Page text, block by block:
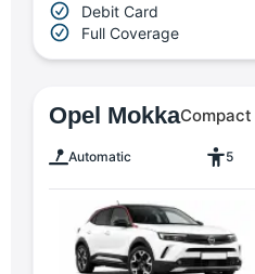
Debit Card
Full Coverage
Opel Mokka
Automatic 5